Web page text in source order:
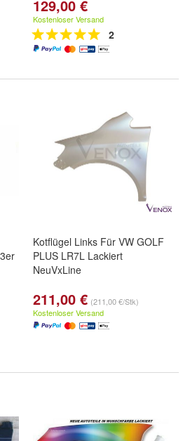
129,00 €
Kostenloser Versand
2
Kotflügel Links Für VW GOLF
PLUS LR7L Lackiert
NeuVxLine
211,00 € (211,00 €/Stk)
Kostenloser Versand